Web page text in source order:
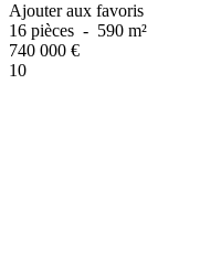
Ajouter aux favoris
16 pièces - 590 m²
740 000 €
10